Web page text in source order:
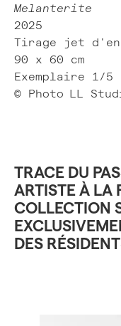
Melanterite
2025
Tirage jet
90 x 60 cm
Exemplaire 1/5
© Photo LL
TRACE DU
ARTISTE À LA
COLLECTION
DES